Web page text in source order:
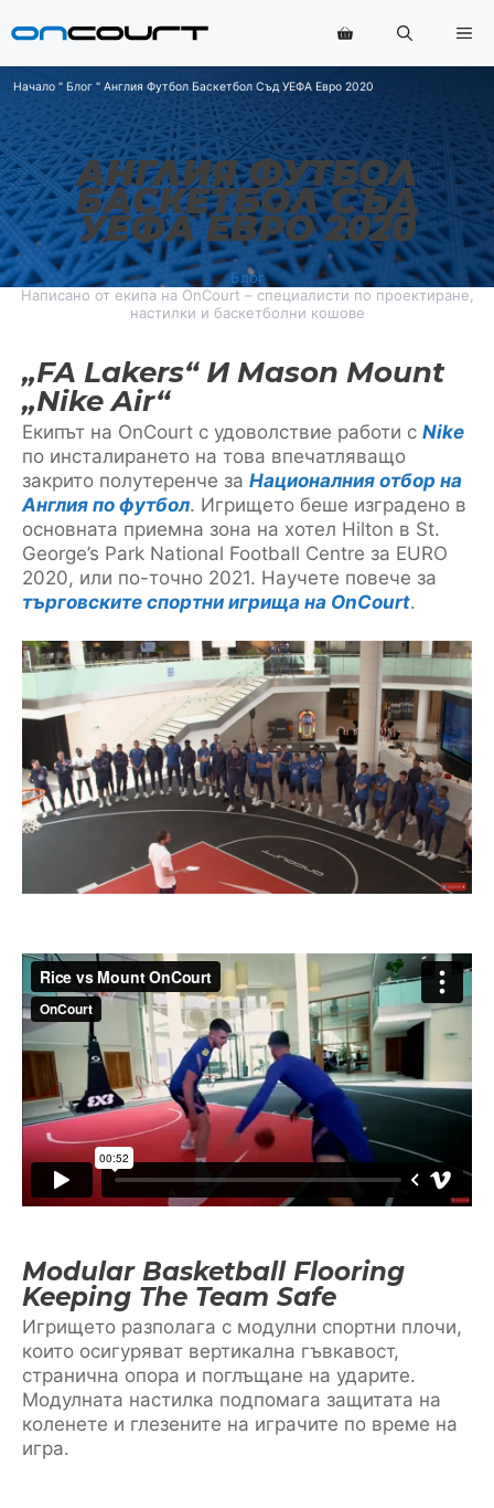
към
Начало " Блог " Англия Футбол Баскетбол Съд УЕФА Евро 2020
АНГЛИЯ ФУТБОЛ
БАСКЕТБОЛ СЪД
УЕФА ЕВРО 2020
Блог
Написано от екипа на OnCourt – специалисти по проектиране,
настилки и баскетболни кошове
„FA Lakers“ И Mason Mount
„Nike Air“
Екипът на OnCourt с удоволствие работи с Nike
по инсталирането на това впечатляващо
закрито полутеренче за Националния отбор на
Англия по футбол. Игрището беше изградено в
основната приемна зона на хотел Hilton в St.
George’s Park National Football Centre за EURO
2020, или по-точно 2021. Научете повече за
търговските спортни игрища на OnCourt.
Modular Basketball Flooring
Keeping The Team Safe
Игрището разполага с модулни спортни плочи,
които осигуряват вертикална гъвкавост,
странична опора и поглъщане на ударите.
Модулната настилка подпомага защитата на
коленете и глезените на играчите по време на
игра.